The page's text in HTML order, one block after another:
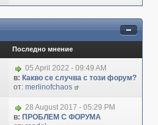
Последно мнение
05 April 2022 - 09:49 AM
в: Какво се случва с този форум?
от: merlinofchaos
28 August 2017 - 05:29 PM
в: ПРОБЛЕМ С ФОРУМА